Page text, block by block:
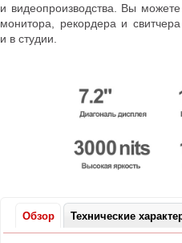
и видеопроизводства. Вы
монитора
рекордера и
и в студии.
Обзор Технические